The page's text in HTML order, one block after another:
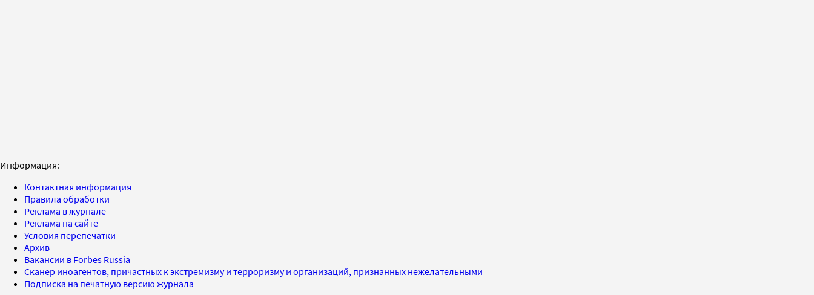
Информация:
Контактная информация
Правила обработки
Реклама в журнале
Реклама на сайте
Условия перепечатки
Архив
Вакансии в Forbes Russia
Сканер иноагентов, причастных к экстремизму и терроризму и организаций, признанных нежелательными
Подписка на печатную версию журнала